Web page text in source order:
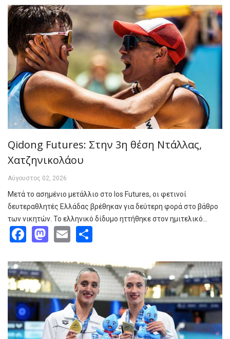
Qidong Futures: Στην 3η θέση Ντάλλας,
Χατζηνικολάου
Αύγουστος 02, 2026
Μετά το ασημένιο μετάλλιο στο Ios Futures, οι φετινοί
δευτεραθλητές Ελλάδας βρέθηκαν για δεύτερη φορά στο βάθρο
των νικητών. Το ελληνικό δίδυμο ηττήθηκε στον ημιτελικό…
Facebook
Mastodon
Email